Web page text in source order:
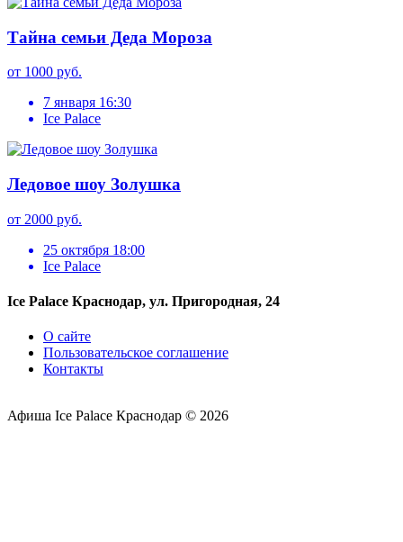
Тайна семьи Деда Мороза
от 1000 руб.
7 января 16:30
Ice Palace
Ледовое шоу Золушка
от 2000 руб.
25 октября 18:00
Ice Palace
Ice Palace Краснодар, ул. Пригородная, 24
О сайте
Пользовательское соглашение
Контакты
Афиша Ice Palace Краснодар © 2026